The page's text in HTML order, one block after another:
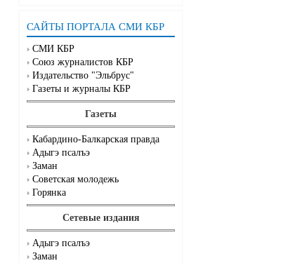
САЙТЫ ПОРТАЛА СМИ КБР
СМИ КБР
Союз журналистов КБР
Издательство "Эльбрус"
Газеты и журналы КБР
Газеты
Кабардино-Балкарская правда
Адыгэ псалъэ
Заман
Советская молодежь
Горянка
Сетевые издания
Адыгэ псалъэ
Заман